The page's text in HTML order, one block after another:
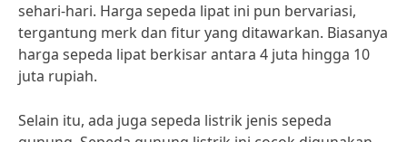
sehari-hari. Harga sepeda lipat ini pun bervariasi,
tergantung merk dan fitur yang ditawarkan. Biasanya
harga sepeda lipat berkisar antara 4 juta hingga 10
juta rupiah.
Selain itu, ada juga sepeda listrik jenis sepeda